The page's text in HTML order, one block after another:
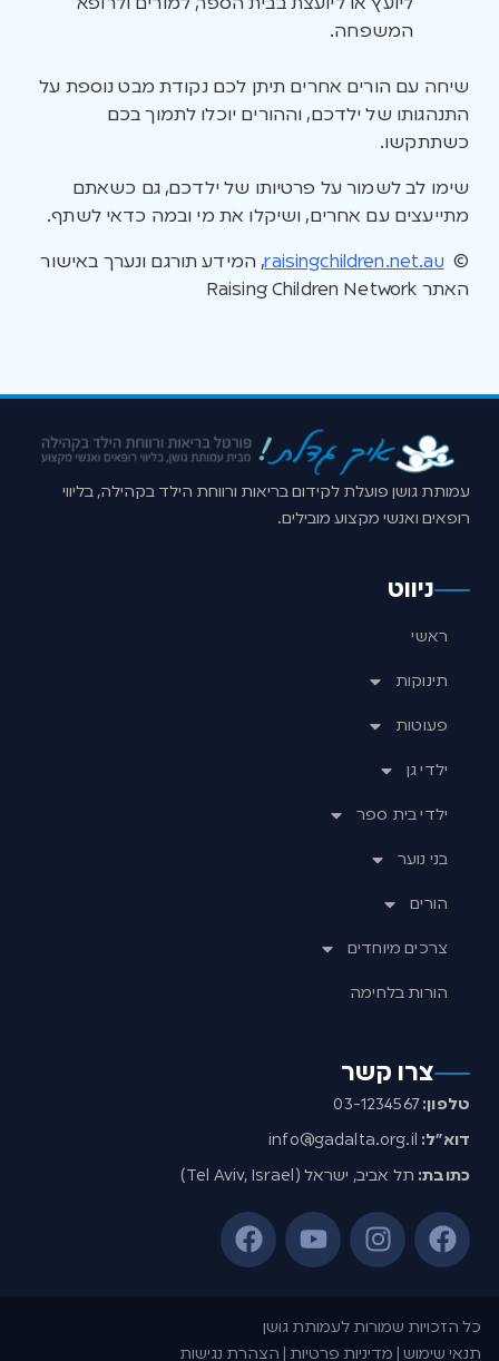
ליועץ או ליועצת בבית הספר, למורים ולרופא
המשפחה.
שיחה עם הורים אחרים תיתן לכם נקודת מבט נוספת על
התנהגותו של ילדכם, וההורים יוכלו לתמוך בכם
כשתתקשו.
שימו לב לשמור על פרטיותו של ילדכם, גם כשאתם
מתייעצים עם אחרים, ושיקלו את מי ובמה כדאי לשתף.
©
raisingchildren.net.au, המידע תורגם ונערך באישור
האתר Raising Children Network
עמותת גושן פועלת לקידום בריאות ורווחת הילד בקהילה, בליווי
רופאים ואנשי מקצוע מובילים.
ניווט
ראשי
תינוקות
פעוטות
ילדי גן
ילדי בית ספר
בני נוער
הורים
צרכים מיוחדים
הורות בלחימה
צרו קשר
טלפון:03-1234567
דוא”ל: info@gadalta.org.il
כתובת: תל אביב, ישראל (Tel Aviv, Israel)
כל הזכויות שמורות לעמותת גושן
תנאי שימוש | מדיניות פרטיות | הצהרת נגישות